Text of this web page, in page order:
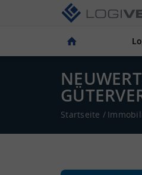
Startseite /